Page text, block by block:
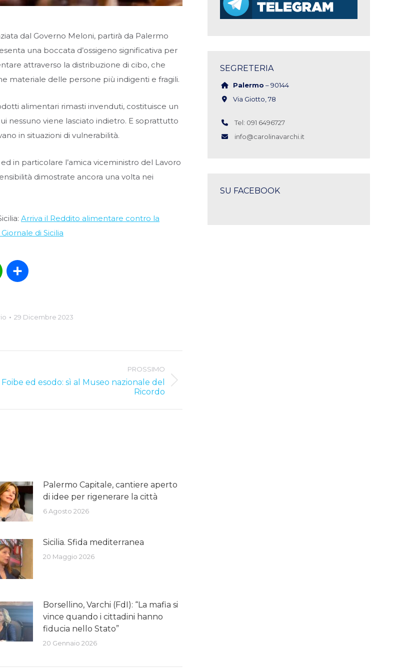
dal Governo Meloni, partirà da Palermo
una boccata d’ossigeno significativa per
attraverso la distribuzione di cibo, che
materiale delle persone più indigenti e fragili.
alimentari rimasti invenduti, costituisce un
nessuno viene lasciato indietro. E soprattutto
in situazioni di vulnerabilità.
in particolare l’amica viceministro del Lavoro
dimostrate ancora una volta nei
Arriva il Reddito alimentare contro la
di Sicilia
WhatsAppCondividi
29 Dicembre 2023
PROSSIMO
Foibe ed esodo: sì al Museo nazionale del
Ricordo
Palermo Capitale, cantiere aperto
di idee per rigenerare la città
6 Agosto 2026
Sicilia. Sfida mediterranea
20 Maggio 2026
Borsellino, Varchi (FdI): “La mafia si
vince quando i cittadini hanno
fiducia nello Stato”
20 Gennaio 2026
SEGRETERIA
Palermo – 90144
Via Giotto, 78
Tel: 091 6496727
info@carolinavarchi.it
SU FACEBOOK